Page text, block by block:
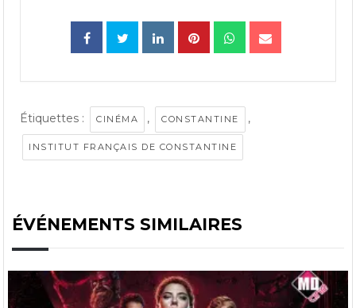
Étiquettes : CINÉMA , CONSTANTINE ,
INSTITUT FRANÇAIS DE CONSTANTINE
ÉVÉNEMENTS SIMILAIRES